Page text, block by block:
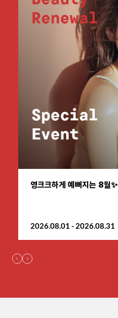
신논현점
이천점
인천부평점
영크크하게 예뻐지는 8월✨
2026.08.01 - 2026.08.31